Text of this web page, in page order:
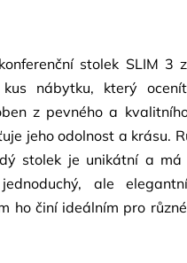
stolek SLIM 3
nábytku, který
z pevného a
jeho odolnost a krásu.
stolek je unikátní a
ale
ho činí ideálním pro